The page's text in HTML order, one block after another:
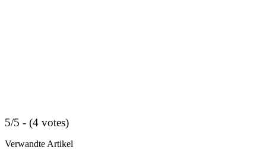
5/5 - (4 votes)
Verwandte Artikel